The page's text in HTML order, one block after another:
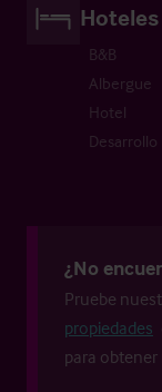
B&B
Albergue
Hotel
¿No
Pruebe
propiedades
para obtener